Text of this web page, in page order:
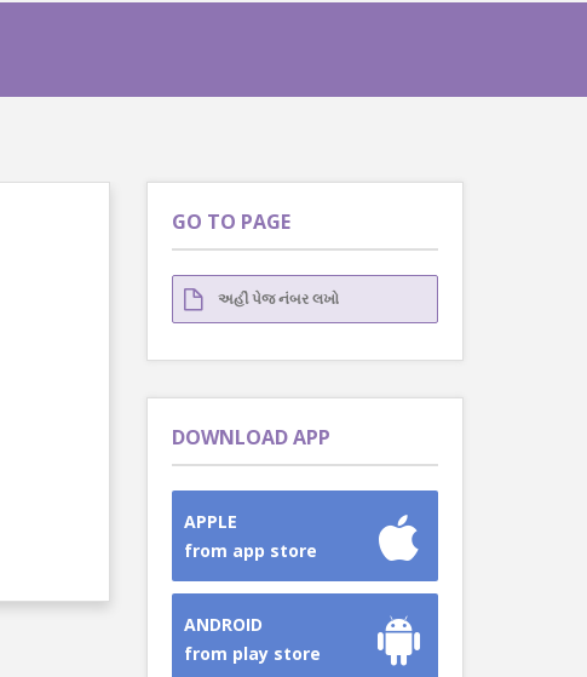
GO TO PAGE
DOWNLOAD APP
APPLE
from app store
ANDROID
from play store